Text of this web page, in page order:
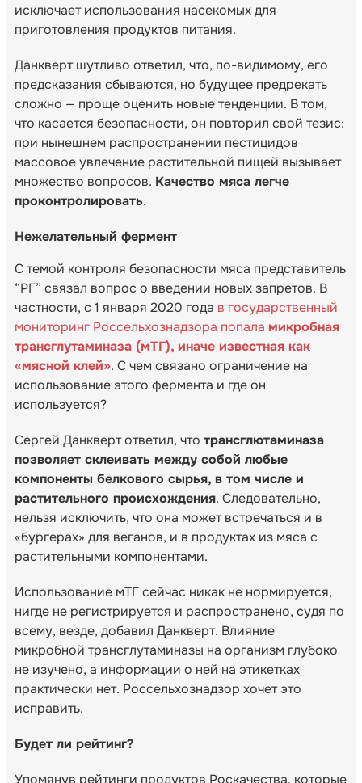
исключает использования насекомых для
приготовления продуктов питания.
Данкверт шутливо ответил, что, по-видимому, его
предсказания сбываются, но будущее предрекать
сложно — проще оценить новые тенденции. В том,
что касается безопасности, он повторил свой тезис:
при нынешнем распространении пестицидов
массовое увлечение растительной пищей вызывает
множество вопросов. Качество мяса легче
проконтролировать.
Нежелательный фермент
С темой контроля безопасности мяса представитель
“РГ” связал вопрос о введении новых запретов. В
частности, с 1 января 2020 года в государственный
мониторинг Россельхознадзора попала микробная
трансглутаминаза (мТГ), иначе известная как
«мясной клей». С чем связано ограничение на
использование этого фермента и где он
используется?
Сергей Данкверт ответил, что трансглютаминаза
позволяет склеивать между собой любые
компоненты белкового сырья, в том числе и
растительного происхождения. Следовательно,
нельзя исключить, что она может встречаться и в
«бургерах» для веганов, и в продуктах из мяса с
растительными компонентами.
Использование мТГ сейчас никак не нормируется,
нигде не регистрируется и распространено, судя по
всему, везде, добавил Данкверт. Влияние
микробной трансглутаминазы на организм глубоко
не изучено, а информации о ней на этикетках
практически нет. Россельхознадзор хочет это
исправить.
Будет ли рейтинг?
Упомянув рейтинги продуктов Роскачества, которые